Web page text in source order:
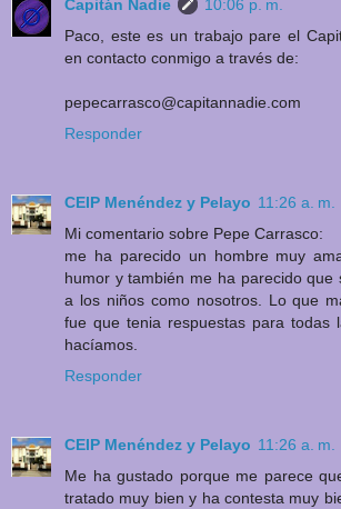
Capitán Nadie
10:06 p. m.
Paco, este es un trabajo pare el
en contacto conmigo a través de:
pepecarrasco@capitannadie.com
Responder
CEIP Menéndez y Pelayo 11:26 a. m.
Mi comentario sobre Pepe Carrasco:
me ha parecido un hombre muy
humor y también me ha parecido que
a los niños como nosotros. Lo que
fue que tenia respuestas para todas
hacíamos.
Responder
CEIP Menéndez y Pelayo 11:26 a. m.
Me ha gustado porque me parece
tratado muy bien y ha contesta muy